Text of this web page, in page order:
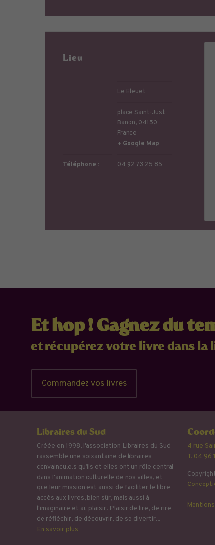
Lieu
Le Bleuet
place Saint-Just
Banon, 04150
France
+ Google Map
Téléphone : 04 92 73 25 85
Et hop ! Gagnez du
et récupérez votre livre dans la
Commandez vos livres
Libraires du Sud
Créée en 1998, l'association Libraires du Sud
rassemble une soixantaine de libraires
convaincu.e.s qu’ils et elles ont un rôle central
dans l'animation culturelle de nos villes, et
que leur mission est aussi de faciliter le libre
accès aux livres, bien sûr, mais aussi à
l'imaginaire et au plaisir. Plaisir de lire, de rire,
de réfléchir, de découvrir, de se divertir...
En savoir plus
4 rue
T. 04 96